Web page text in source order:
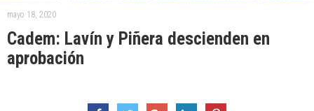
mayo 18, 2020
Cadem: Lavín y Piñera descienden en
aprobación